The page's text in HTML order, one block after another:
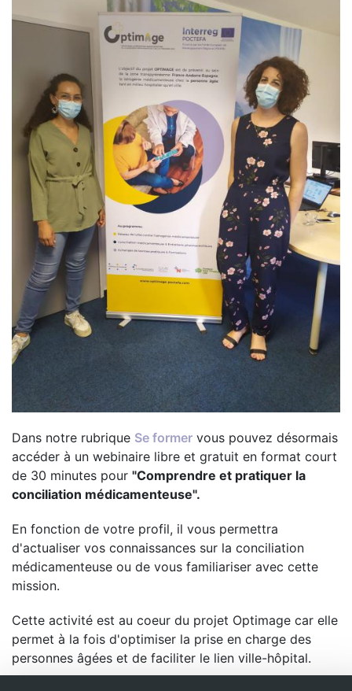
Dans notre rubrique Se former vous pouvez désormais
accéder à un webinaire libre et gratuit en format court
de 30 minutes pour "Comprendre et pratiquer la
conciliation médicamenteuse".
En fonction de votre profil, il vous permettra
d'actualiser vos connaissances sur la conciliation
médicamenteuse ou de vous familiariser avec cette
mission.
Cette activité est au coeur du projet Optimage car elle
permet à la fois d'optimiser la prise en charge des
personnes âgées et de faciliter le lien ville-hôpital.